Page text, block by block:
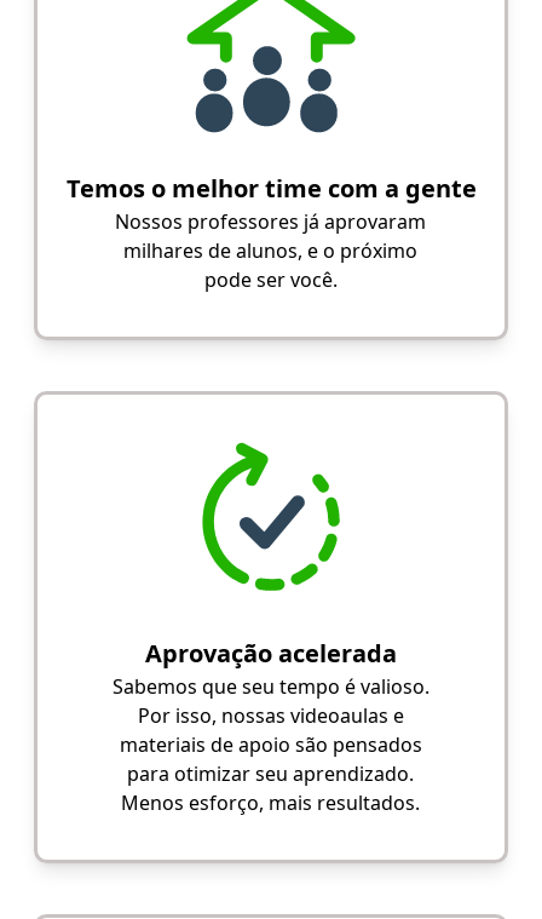
Temos o melhor time com a gente
Nossos professores já aprovaram
milhares de alunos, e o próximo
pode ser você.
Aprovação acelerada
Sabemos que seu tempo é valioso.
Por isso, nossas videoaulas e
materiais de apoio são pensados
para otimizar seu aprendizado.
Menos esforço, mais resultados.